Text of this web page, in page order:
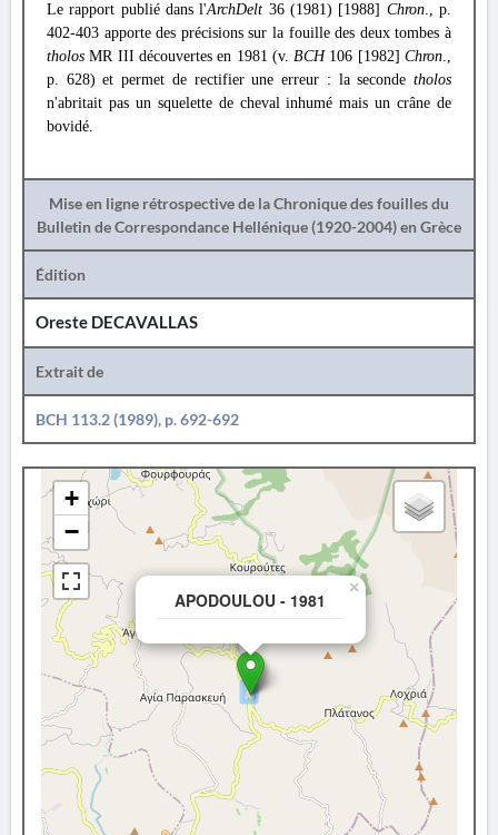
Le rapport publié dans l'ArchDelt 36 (1981) [1988] Chron., p.
402-403 apporte des précisions sur la fouille des deux tombes à
tholosMR III découvertes en 1981 (v.BCH 106 [1982]Chron.,
p. 628) et permet de rectifier une erreur : la seconde tholos
n'abritait pas un squelette de cheval inhumé mais un crâne de
bovidé.
Mise en ligne rétrospective de la Chronique des fouilles du
Bulletin de Correspondance Hellénique (1920-2004) en Grèce
Édition
Oreste DECAVALLAS
Extrait de
BCH 113.2 (1989), p. 692-692
APODOULOU - 1981
×
+
−